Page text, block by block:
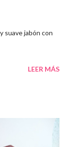
suave jabón con
LEER MÁS